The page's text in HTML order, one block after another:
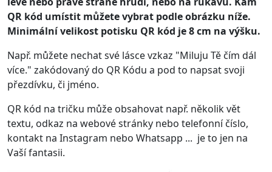
QR kód umístit můžete vybrat podle obrázku níže.
Minimální velikost potisku QR kód je 8 cm na výšku.
Např. můžete nechat své lásce vzkaz "Miluju Tě čím dál
více." zakódovaný do QR Kódu a pod to napsat svoji
přezdívku, či jméno.
QR kód na tričku může obsahovat např. několik vět
textu, odkaz na webové stránky nebo telefonní číslo,
kontakt na Instagram nebo Whatsapp ... je to jen na
Vaší fantasii.